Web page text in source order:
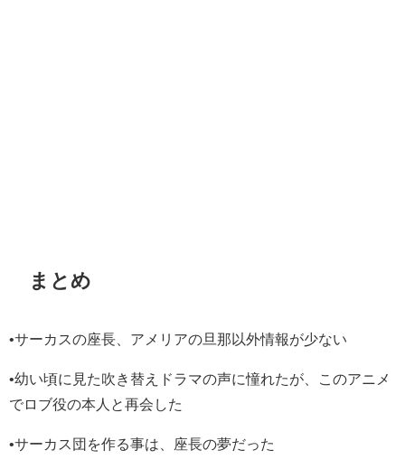
まとめ
•サーカスの座長、アメリアの旦那以外情報が少ない
•幼い頃に見た吹き替えドラマの声に憧れたが、このアニメ
でロブ役の本人と再会した
•サーカス団を作る事は、座長の夢だった